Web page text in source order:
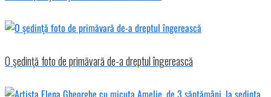
O şedinţă foto de primăvară de-a dreptul îngerească